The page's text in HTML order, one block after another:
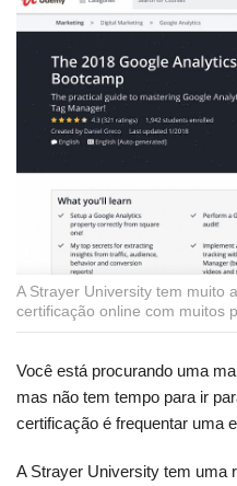
A Strayer University tem muito
certificação online com muitos
Você está procurando uma
mas não tem tempo para ir
certificação é frequentar uma
A Strayer University tem uma